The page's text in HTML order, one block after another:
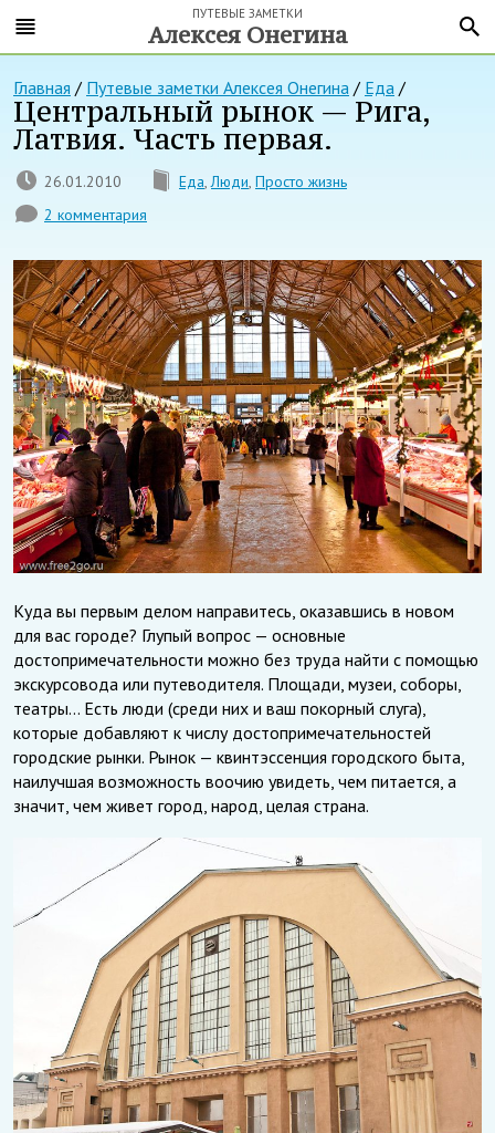
ПУТЕВЫЕ ЗАМЕТКИ
Алексея Онегина
Главная / Путевые заметки Алексея Онегина / Еда /
Центральный рынок — Рига,
Латвия. Часть первая.
26.01.2010 Еда,Люди, Просто жизнь
2 комментария
Куда вы первым делом направитесь, оказавшись в новом
для вас городе? Глупый вопрос — основные
достопримечательности можно без труда найти с помощью
экскурсовода или путеводителя. Площади, музеи, соборы,
театры… Есть люди (среди них и ваш покорный слуга),
которые добавляют к числу достопримечательностей
городские рынки. Рынок — квинтэссенция городского быта,
наилучшая возможность воочию увидеть, чем питается, а
значит, чем живет город, народ, целая страна.